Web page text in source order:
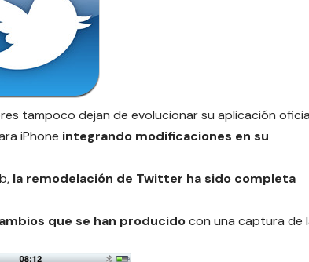
tampoco dejan de evolucionar su aplicación
iPhone integrando modificaciones en su
la remodelación de Twitter ha sido completa
que se han producidocon una captura de